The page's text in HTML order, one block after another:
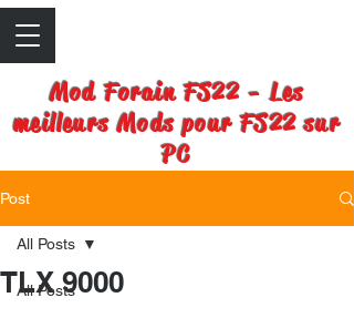
Mod Forain FS22 - Les
meilleurs Mods pour FS22 sur
PC
Post
All Posts
All Posts
TLX 9000